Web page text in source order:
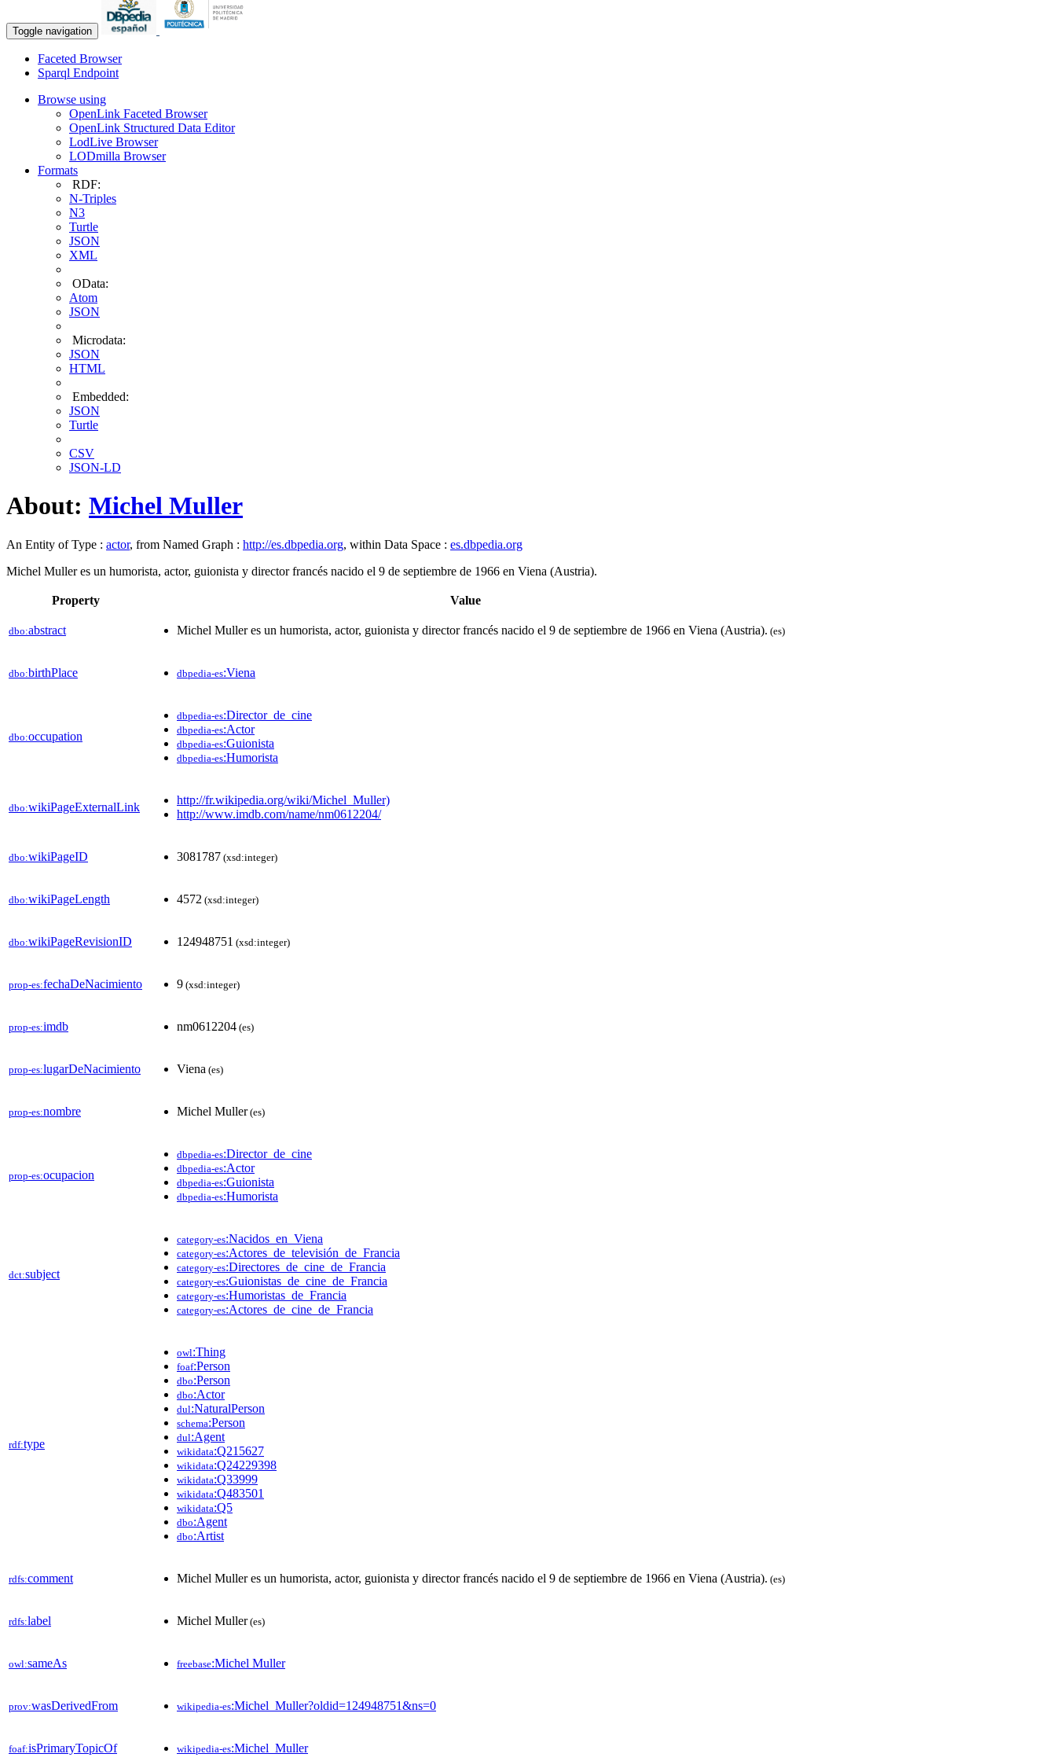
Toggle navigation
Faceted Browser
Sparql Endpoint
Browse using
OpenLink Faceted Browser
OpenLink Structured Data Editor
LodLive Browser
LODmilla Browser
Formats
RDF:
N-Triples
N3
Turtle
JSON
XML
OData:
Atom
JSON
Microdata:
JSON
HTML
Embedded:
JSON
Turtle
CSV
JSON-LD
About: Michel Muller
An Entity of Type : actor, from Named Graph : http://es.dbpedia.org, within Data Space : es.dbpedia.org
Michel Muller es un humorista, actor, guionista y director francés nacido el 9 de septiembre de 1966 en Viena (Austria).
Property Value
dbo:abstract Michel Muller es un humorista, actor, guionista y director francés nacido el 9 de septiembre de 1966 en Viena (Austria). (es)
dbo:birthPlace dbpedia-es:Viena
dbo:occupation
dbpedia-es:Director_de_cine
dbpedia-es:Actor
dbpedia-es:Guionista
dbpedia-es:Humorista
dbo:wikiPageExternalLink
http://fr.wikipedia.org/wiki/Michel_Muller)
http://www.imdb.com/name/nm0612204/
dbo:wikiPageID 3081787 (xsd:integer)
dbo:wikiPageLength 4572 (xsd:integer)
dbo:wikiPageRevisionID 124948751 (xsd:integer)
prop-es:fechaDeNacimiento 9 (xsd:integer)
prop-es:imdb nm0612204 (es)
prop-es:lugarDeNacimiento Viena (es)
prop-es:nombre Michel Muller(es)
prop-es:ocupacion
dbpedia-es:Director_de_cine
dbpedia-es:Actor
dbpedia-es:Guionista
dbpedia-es:Humorista
dct:subject
category-es:Nacidos_en_Viena
category-es:Actores_de_televisión_de_Francia
category-es:Directores_de_cine_de_Francia
category-es:Guionistas_de_cine_de_Francia
category-es:Humoristas_de_Francia
category-es:Actores_de_cine_de_Francia
rdf:type
owl:Thing
foaf:Person
dbo:Person
dbo:Actor
dul:NaturalPerson
schema:Person
dul:Agent
wikidata:Q215627
wikidata:Q24229398
wikidata:Q33999
wikidata:Q483501
wikidata:Q5
dbo:Agent
dbo:Artist
rdfs:comment Michel Muller es un humorista, actor, guionista y director francés nacido el 9 de septiembre de 1966 en Viena (Austria). (es)
rdfs:label Michel Muller(es)
owl:sameAs freebase:Michel Muller
prov:wasDerivedFrom wikipedia-es:Michel_Muller?oldid=124948751&ns=0
foaf:isPrimaryTopicOf wikipedia-es:Michel_Muller